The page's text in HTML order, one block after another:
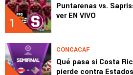
1
Puntarenas vs.
ver EN VIVO
CONCACAF
Qué pasa si Costa
pierde contra